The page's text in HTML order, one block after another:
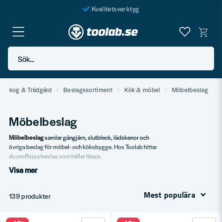
Kvalitetsverktyg
Fraktfritt över 999 SEK*
En järnhandel för alla
Sök...
Skog & Trädgård Beslagssortiment Kök & möbel Möbelbeslag
Möbelbeslag
Möbelbeslagsamlar gångjärn, slutbleck, lådskenor och
övriga beslag för möbel- och köksbygge. Hos Toolab hittar
du proffsiga beslag som håller länge.
Vårt sortiment
Lådskenor i flera kvaliteter.
Visa mer
139 produkter Mest populära